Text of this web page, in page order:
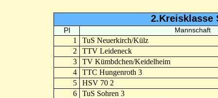
2.Kreisklasse
Pl Mannschaft
1
TuS Neuerkirch/Külz
2
TTV Leideneck
3
TV Kümbdchen/Keidelheim
4
TTC Hungenroth 3
5
HSV 70 2
6
TuS Sohren 3